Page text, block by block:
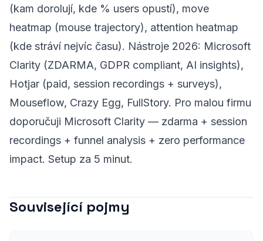
(kam dorolují, kde % users opustí), move
heatmap (mouse trajectory), attention heatmap
(kde stráví nejvíc času). Nástroje 2026: Microsoft
Clarity (ZDARMA, GDPR compliant, AI insights),
Hotjar (paid, session recordings + surveys),
Mouseflow, Crazy Egg, FullStory. Pro malou firmu
doporučuji Microsoft Clarity — zdarma + session
recordings + funnel analysis + zero performance
impact. Setup za 5 minut.
Související pojmy